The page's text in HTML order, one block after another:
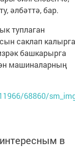
әлбәттә, бар.
туплаган
саклап калырга
башкарырга
машиналарның
68860/
в